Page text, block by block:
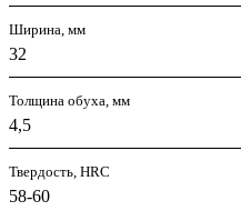
Ширина, мм
32
Толщина обуха, мм
4,5
Твердость, HRC
58-60